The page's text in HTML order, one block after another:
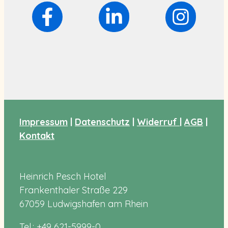
Impressum | Datenschutz | Widerruf | AGB |
Kontakt
Heinrich Pesch Hotel
Frankenthaler Straße 229
67059 Ludwigshafen am Rhein